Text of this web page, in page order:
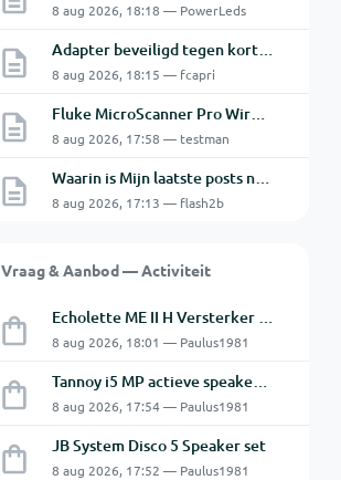
8 aug 2026, 18:18 — PowerLeds
Adapter beveiligd tegen kortsluiting maar toch defect?
8 aug 2026, 18:15 — fcapri
Fluke MicroScanner Pro Wiremap adapter
8 aug 2026, 17:58 — testman
Waarin is Mijn laatste posts niet Mijn laatste posts ?
8 aug 2026, 17:13 — flash2b
Vraag & Aanbod — Activiteit
Echolette ME II H Versterker Top en Cabine
8 aug 2026, 18:01 — Paulus1981
Tannoy i5 MP actieve speakers - Gebruikt
8 aug 2026, 17:54 — Paulus1981
JB System Disco 5 Speaker set
8 aug 2026, 17:52 — Paulus1981